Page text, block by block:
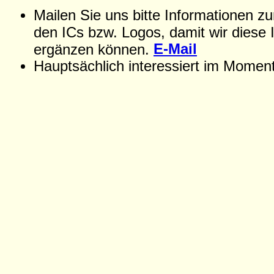
Mailen Sie uns bitte Informationen
den ICs bzw. Logos, damit wir diese
ergänzen können. E-Mail
Hauptsächlich interessiert im